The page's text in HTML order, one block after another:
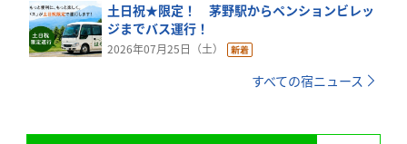
土日祝★限定！ 茅野駅からペンションビレッ
ジまでバス運行！
2026年07月25日（土）
すべての宿ニュース